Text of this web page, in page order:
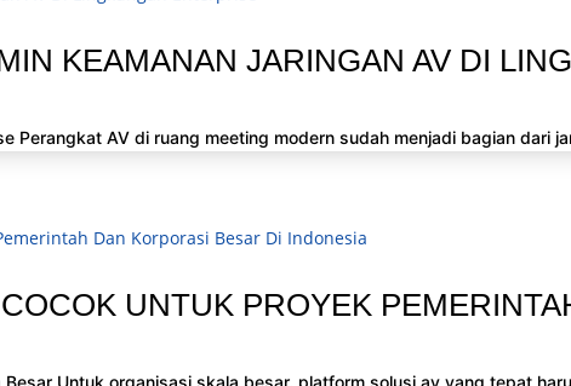
KEAMANAN JARINGAN AV DI
Perangkat AV di ruang meeting modern sudah menjadi bagian dari
UNTUK PROYEK